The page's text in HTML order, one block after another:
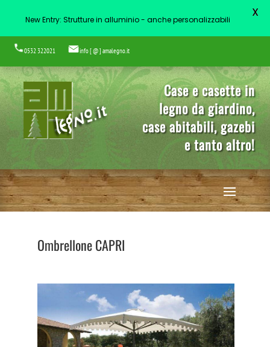
0532 322021 info [ @ ] amalegno.it
Case e casette in
legno da giardino,
case abitabili, gazebi
e tanto altro!
Ombrellone CAPRI
New Entry: Strutture in alluminio - anche personalizzabili X